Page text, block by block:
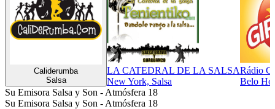
Caliderumba
Salsa
LA CATEDRAL DE LA SALSA
New York, Salsa
Rádio
Belo
Su Emisora Salsa y Son - Atmósfera 18
Su Emisora Salsa y Son - Atmósfera 18